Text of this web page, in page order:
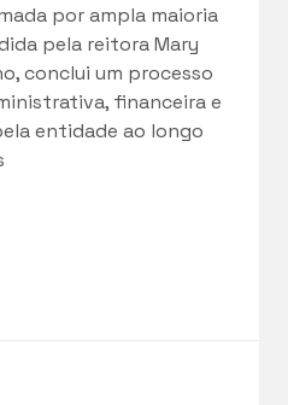
por ampla maioria
pela reitora Mary
conclui um processo
financeira e
entidade ao longo